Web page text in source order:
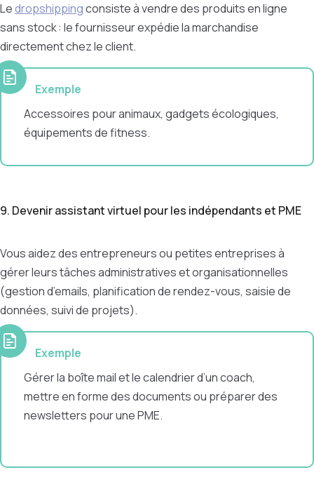
Ledropshippingconsiste à vendre des produits en ligne
sans stock : le fournisseur expédie la marchandise
directement chez le client.
Exemple
Accessoires pour animaux, gadgets écologiques,
équipements de fitness.
9. Devenir assistant virtuel pour les indépendants et PME
Vous aidez des entrepreneurs ou petites entreprises à
gérer leurs tâches administratives et organisationnelles
(gestion d’emails, planification de rendez-vous, saisie de
données, suivi de projets).
Exemple
Gérer la boîte mail et le calendrier d’un coach,
mettre en forme des documents ou préparer des
newsletters pour une PME.